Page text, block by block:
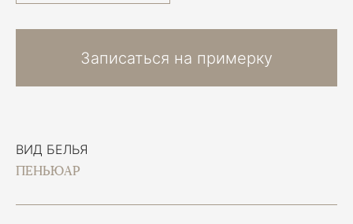
ВИД БЕЛЬЯ
ПЕНЬЮАР
Записаться на примерку